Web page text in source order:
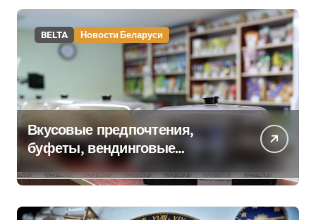
BELTA Новости Беларуси
Вкусовые предпочтения,
буфеты, вендинговые
аппараты. Минобразования об
изменениях в школьном
питании